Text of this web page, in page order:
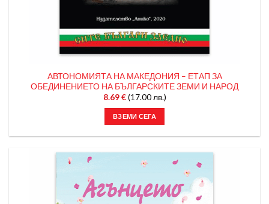
АВТОНОМИЯТА НА МАКЕДОНИЯ – ЕТАП ЗА
ОБЕДИНЕНИЕТО НА БЪЛГАРСКИТЕ ЗЕМИ И НАРОД
8.69€ (17.00 лв.)
ВЗЕМИ СЕГА